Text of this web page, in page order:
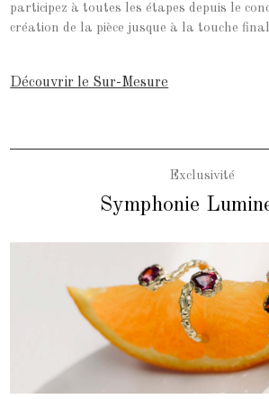
participez à toutes les étapes depuis le
création de la pièce jusque à la touche
Découvrir le Sur-Mesure
Exclusivité
Symphonie